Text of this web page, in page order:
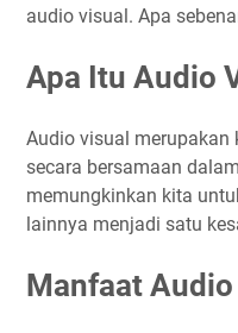
audio visual. Apa
Apa Itu Audio
Audio visual
secara bersamaan
memungkinkan kita
lainnya menjadi satu
Manfaat Audio